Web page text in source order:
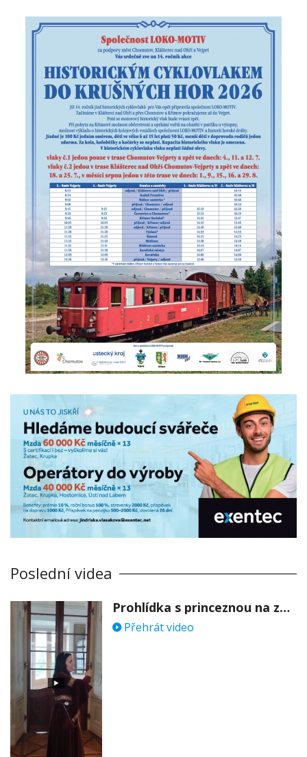
Poslední videa
Prohlídka s princeznou na zámku Stekník
Přehrát video